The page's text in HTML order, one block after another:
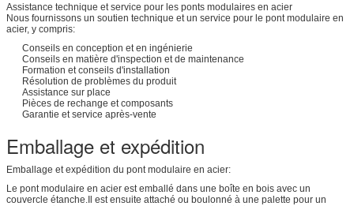
Assistance technique et service pour les ponts modulaires en acier
Nous fournissons un soutien technique et un service pour le pont modulaire en
acier, y compris:
Conseils en conception et en ingénierie
Conseils en matière d'inspection et de maintenance
Formation et conseils d'installation
Résolution de problèmes du produit
Assistance sur place
Pièces de rechange et composants
Garantie et service après-vente
Emballage et expédition
Emballage et expédition du pont modulaire en acier:
Le pont modulaire en acier est emballé dans une boîte en bois avec un
couvercle étanche.Il est ensuite attaché ou boulonné à une palette pour un